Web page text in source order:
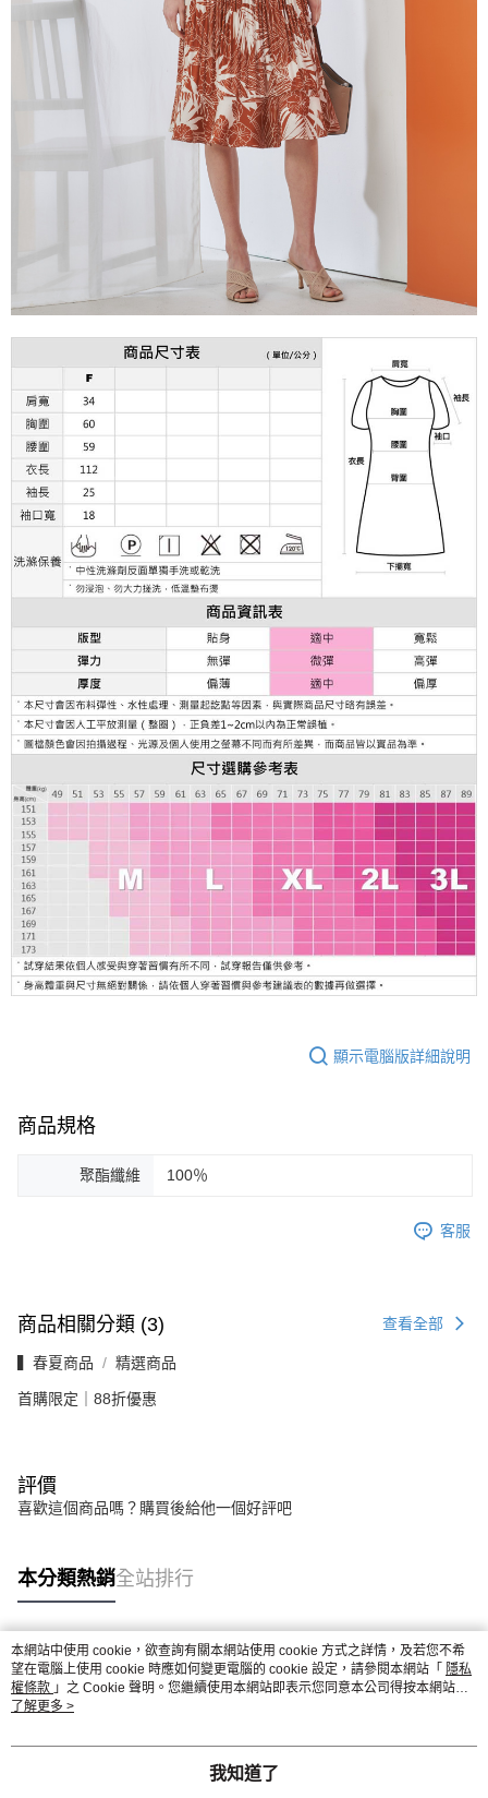
顯示電腦版詳細說明
商品規格
聚酯纖維 100％
客服
商品相關分類 (3) 查看全部
▍春夏商品 精選商品
首購限定｜88折優惠
評價
喜歡這個商品嗎？購買後給他一個好評吧
本分類熱銷全站排行
熱門標籤
本網站中使用 cookie，欲查詢有關本網站使用 cookie 方式之詳情，及若您不希
望在電腦上使用 cookie 時應如何變更電腦的 cookie 設定，請參閱本網站「 隱私
權條款 」之 Cookie 聲明。您繼續使用本網站即表示您同意本公司得按本網站使
用條款之 Cookie 聲明使用 cookie。
了解更多 >
我知道了